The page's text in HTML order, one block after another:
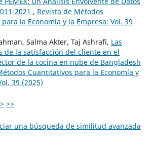
2021 , Revista de Métodos
la Economía y la Empresa: Vol. 39
Salma Akter, Taj Ashrafi, Las
de la satisfacción del cliente en el
de la cocina en nube de Bangladesh
Cuantitativos para la Economía y
39 (2025)
> >>
una búsqueda de similitud avanzada